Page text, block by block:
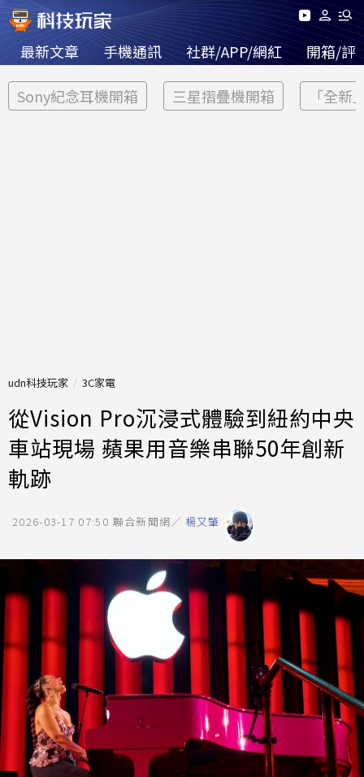
最新文章 手機通訊 社群/APP/網紅 開箱/評
Sony紀念耳機開箱 三星摺疊機開箱 「全新
udn科技玩家 3C家電
從Vision Pro沉浸式體驗到紐約中央
車站現場 蘋果用音樂串聯50年創新
軌跡
2026-03-17 07:50 聯合新聞網／ 楊又肇